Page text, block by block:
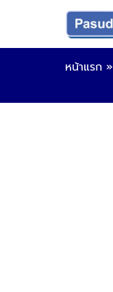
หน้าแรก »